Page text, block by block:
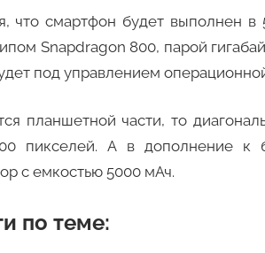
что смартфон будет выполнен
Snapdragon 800, парой
под управлением
планшетной части, то
пикселей. А в дополнение к
с емкостью 5000 мАч.
по теме: